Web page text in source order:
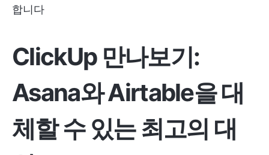
합니다
ClickUp 만나보기:
Asana와 Airtable을 대
체할 수 있는 최고의 대